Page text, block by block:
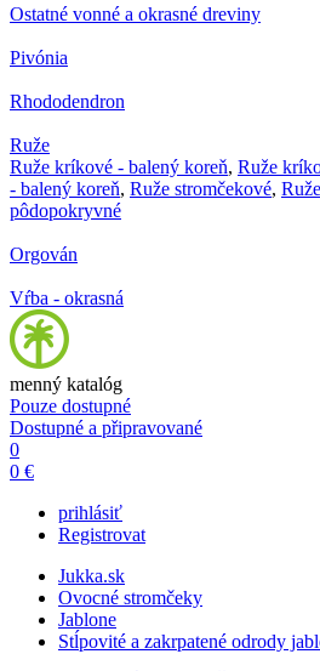
Ostatné vonné a okrasné dreviny
Pivónia
Rhododendron
Ruže
Ruže kríkové - balený koreň, Ruže
- balený koreň, Ruže stromčekové,
pôdopokryvné
Orgován
Vŕba - okrasná
menný katalóg
Pouze dostupné
Dostupné a připravované
0
0 €
prihlásiť
Registrovat
Jukka.sk
Ovocné stromčeky
Jablone
Stĺpovité a zakrpatené odrody